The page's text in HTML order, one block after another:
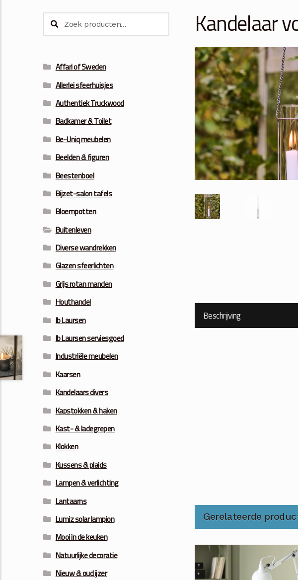
Kandelaar
Beschrijving
Gerelateerde
Zoeken
naar:Zoeken
Affari of Sweden
Allerlei sfeerhuisjes
Authentiek Truckwood
Badkamer & Toilet
Be-Uniq meubelen
Beelden & figuren
Beestenboel
Bijzet-salon tafels
Bloempotten
Buitenleven
Diverse wandrekken
Glazen sfeerlichten
Grijs rotan manden
Houthandel
Ib Laursen
Ib Laursen serviesgoed
Industriële meubelen
Kaarsen
Kandelaars divers
Kapstokken & haken
Kast- & ladegrepen
Klokken
Kussens & plaids
Lampen & verlichting
Lantaarns
Lumiz solar lampion
Mooi in de keuken
Natuurlijke decoratie
Nieuw & oud ijzer